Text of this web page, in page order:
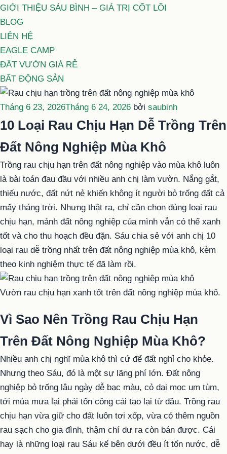
GIỚI THIỆU SÁU BÌNH – GIÁ TRỊ CỐT LÕI
BLOG
LIÊN HỆ
EAGLE CAMP
ĐẤT VƯỜN GIÁ RẺ
BẤT ĐỘNG SẢN
Đăng
trong
Tháng 6 23, 2026Tháng 6 24, 2026 bởi saubinh
10 Loại Rau Chịu Hạn Dễ Trồng Trên
Đất Nông Nghiệp Mùa Khô
Trồng rau chịu hạn trên đất nông nghiệp vào mùa khô luôn
là bài toán đau đầu với nhiều anh chị làm vườn. Nắng gắt,
thiếu nước, đất nứt nẻ khiến không ít người bỏ trống đất cả
mấy tháng trời. Nhưng thật ra, chỉ cần chọn đúng loại rau
chịu hạn, mảnh đất nông nghiệp của mình vẫn có thể xanh
tốt và cho thu hoạch đều đặn. Sáu chia sẻ với anh chị 10
loại rau dễ trồng nhất trên đất nông nghiệp mùa khô, kèm
theo kinh nghiệm thực tế đã làm rồi.
Vườn rau chịu hạn xanh tốt trên đất nông nghiệp mùa khô.
Vì Sao Nên Trồng Rau Chịu Hạn
Trên Đất Nông Nghiệp Mùa Khô?
Nhiều anh chị nghĩ mùa khô thì cứ để đất nghỉ cho khỏe.
Nhưng theo Sáu, đó là một sự lãng phí lớn. Đất nông
nghiệp bỏ trống lâu ngày dễ bạc màu, cỏ dại mọc um tùm,
tới mùa mưa lại phải tốn công cải tạo lại từ đầu. Trồng rau
chịu hạn vừa giữ cho đất luôn tơi xốp, vừa có thêm nguồn
rau sạch cho gia đình, thậm chí dư ra còn bán được. Cái
hay là những loại rau Sáu kể bên dưới đều ít tốn nước, dễ